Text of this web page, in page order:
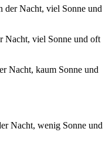
der Nacht, viel Sonne und
Nacht, viel Sonne und oft
Nacht, kaum Sonne und
Nacht, wenig Sonne und